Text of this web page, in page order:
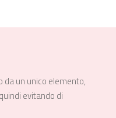
un unico elemento,
evitando di